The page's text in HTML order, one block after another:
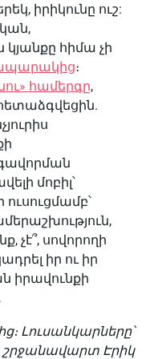
իրիկունը ուշ:
հիմա չի
։
համերգը,
մոբիլ՝
չէ՞, սովորողի
իր ու իր
իրավունքի
Լուսանկարները՝
շրջանավարտ Էրիկ